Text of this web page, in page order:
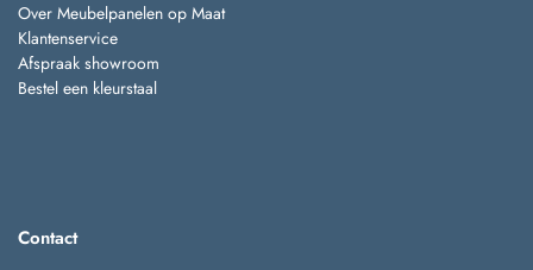
Over Meubelpanelen op Maat
Klantenservice
Afspraak showroom
Bestel een kleurstaal
Contact